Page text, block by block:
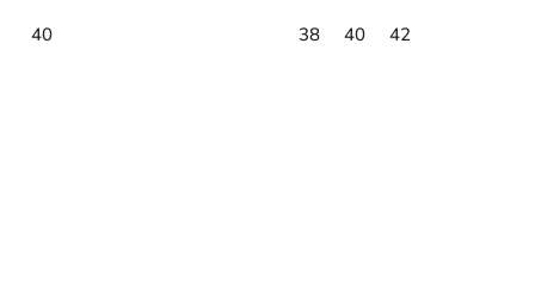
40 38 40 42